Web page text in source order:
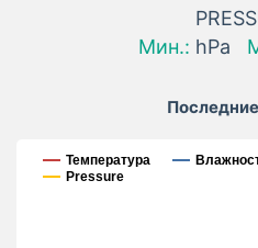
Мин.: hPa
Температура
Pressure